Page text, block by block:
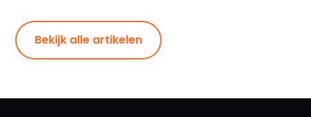
Bekijk alle artikelen